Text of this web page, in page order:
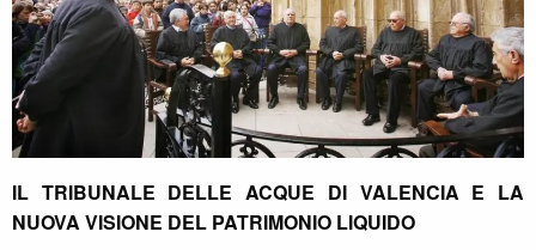
IL TRIBUNALE DELLE ACQUE DI VALENCIA E LA
NUOVA VISIONE DEL PATRIMONIO LIQUIDO